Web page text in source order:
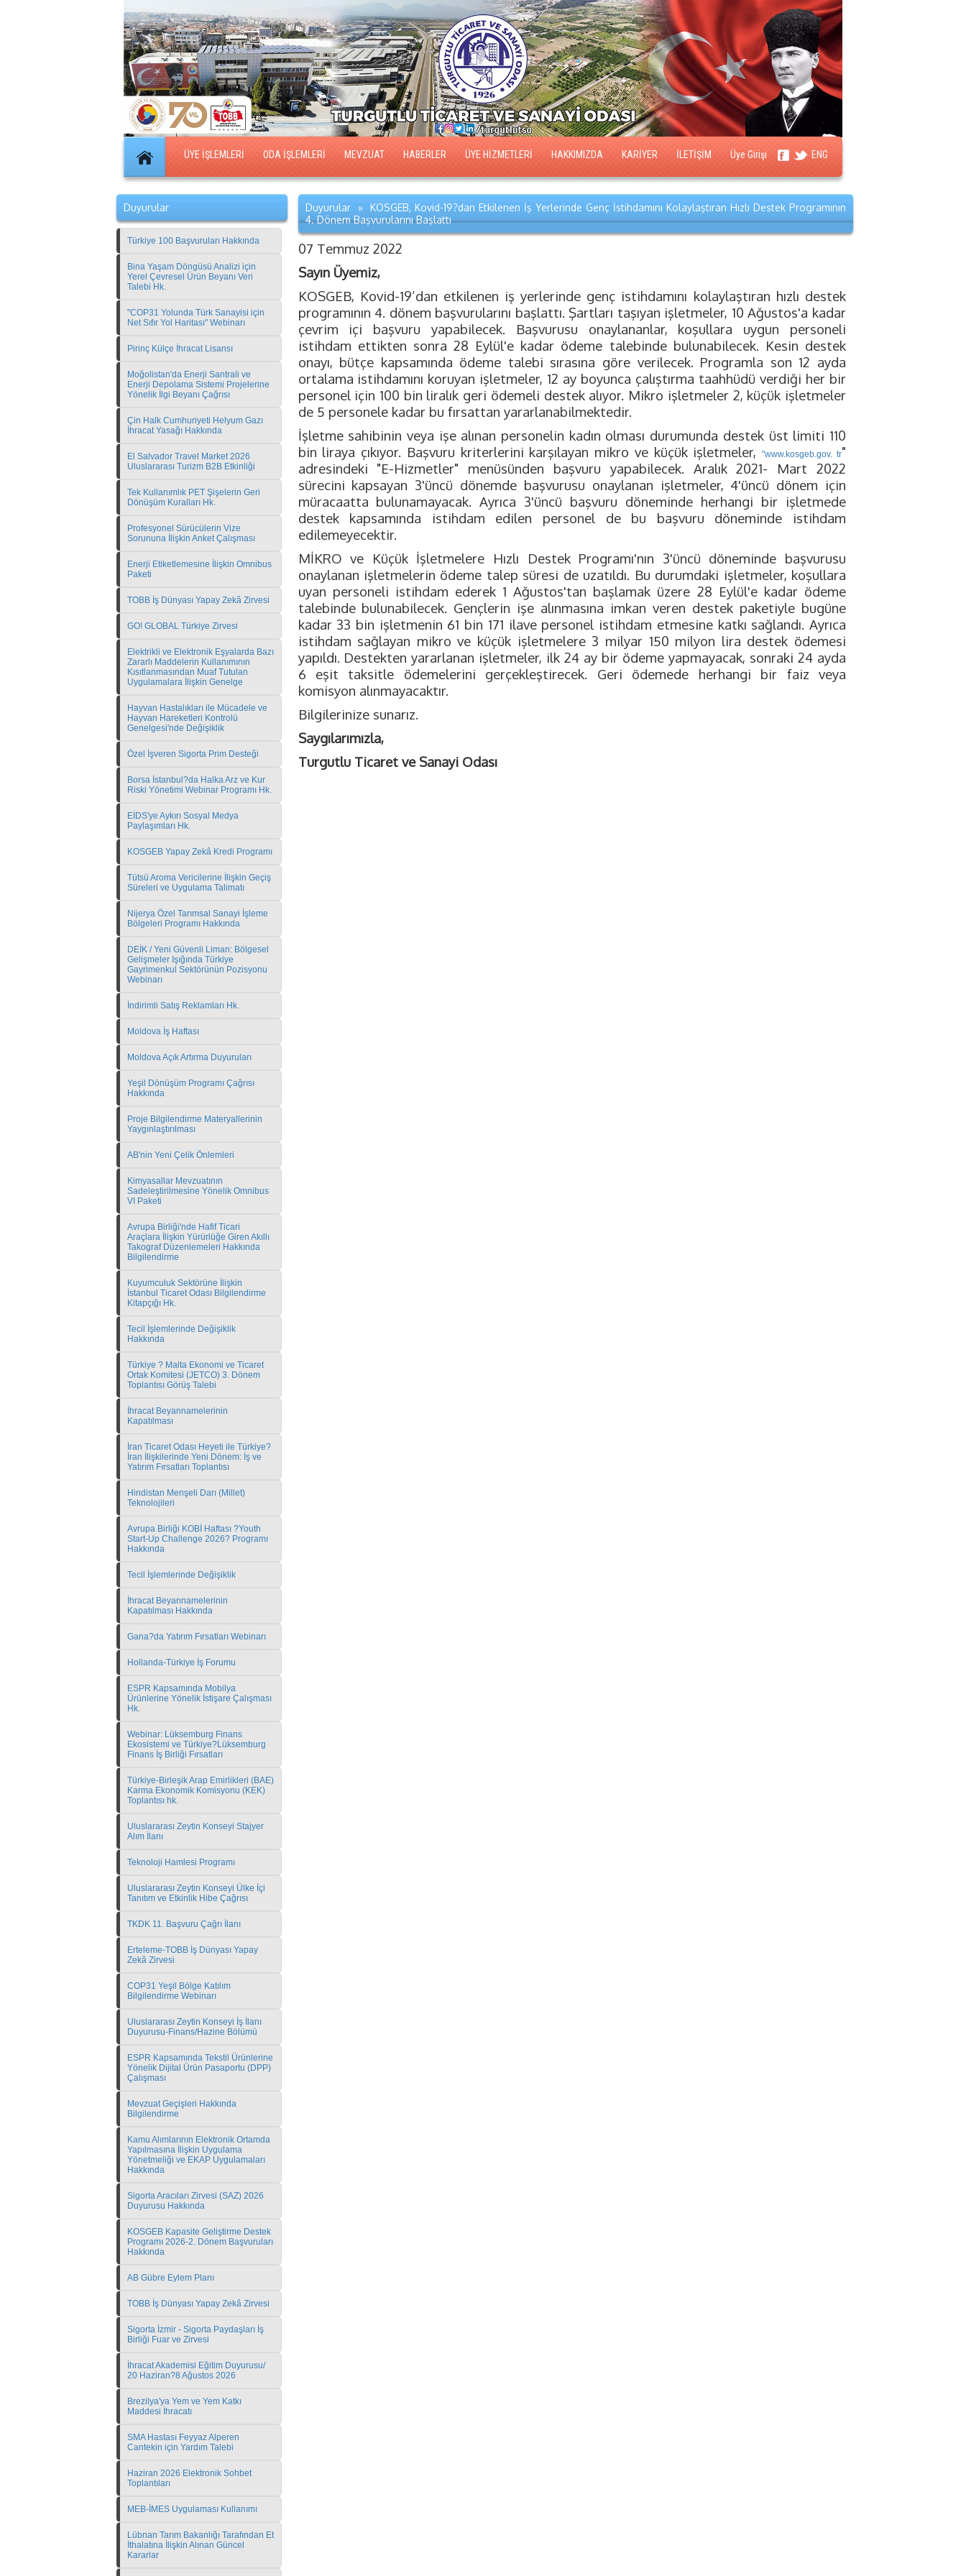
ÜYE İŞLEMLERİ ODA İŞLEMLERİ MEVZUAT HABERLER ÜYE HİZMETLERİ HAKKIMIZDA KARİYER İLETİŞİM Üye Girişi ENG
Duyurular
Türkiye 100 Başvuruları Hakkında
Bina Yaşam Döngüsü Analizi için
Yerel Çevresel Ürün Beyanı Veri
Talebi Hk.
"COP31 Yolunda Türk Sanayisi için
Net Sıfır Yol Haritası" Webinarı
Pirinç Külçe İhracat Lisansı
Moğolistan'da Enerji Santrali ve
Enerji Depolama Sistemi Projelerine
Yönelik İlgi Beyanı Çağrısı
Çin Halk Cumhuriyeti Helyum Gazı
İhracat Yasağı Hakkında
El Salvador Travel Market 2026
Uluslararası Turizm B2B Etkinliği
Tek Kullanımlık PET Şişelerin Geri
Dönüşüm Kuralları Hk.
Profesyonel Sürücülerin Vize
Sorununa İlişkin Anket Çalışması
Enerji Etiketlemesine İlişkin Omnibus
Paketi
TOBB İş Dünyası Yapay Zekâ Zirvesi
GO! GLOBAL Türkiye Zirvesi
Elektrikli ve Elektronik Eşyalarda Bazı
Zararlı Maddelerin Kullanımının
Kısıtlanmasından Muaf Tutulan
Uygulamalara İlişkin Genelge
Hayvan Hastalıkları ile Mücadele ve
Hayvan Hareketleri Kontrolü
Genelgesi'nde Değişiklik
Özel İşveren Sigorta Prim Desteği
Borsa İstanbul?da Halka Arz ve Kur
Riski Yönetimi Webinar Programı Hk.
EİDS'ye Aykırı Sosyal Medya
Paylaşımları Hk.
KOSGEB Yapay Zekâ Kredi Programı
Tütsü Aroma Vericilerine İlişkin Geçiş
Süreleri ve Uygulama Talimatı
Nijerya Özel Tarımsal Sanayi İşleme
Bölgeleri Programı Hakkında
DEİK / Yeni Güvenli Liman: Bölgesel
Gelişmeler Işığında Türkiye
Gayrimenkul Sektörünün Pozisyonu
Webinarı
İndirimli Satış Reklamları Hk.
Moldova İş Haftası
Moldova Açık Artırma Duyuruları
Yeşil Dönüşüm Programı Çağrısı
Hakkında
Proje Bilgilendirme Materyallerinin
Yaygınlaştırılması
AB'nin Yeni Çelik Önlemleri
Kimyasallar Mevzuatının
Sadeleştirilmesine Yönelik Omnibus
VI Paketi
Avrupa Birliği'nde Hafif Ticari
Araçlara İlişkin Yürürlüğe Giren Akıllı
Takograf Düzenlemeleri Hakkında
Bilgilendirme
Kuyumculuk Sektörüne İlişkin
İstanbul Ticaret Odası Bilgilendirme
Kitapçığı Hk.
Tecil İşlemlerinde Değişiklik
Hakkında
Türkiye ? Malta Ekonomi ve Ticaret
Ortak Komitesi (JETCO) 3. Dönem
Toplantısı Görüş Talebi
İhracat Beyannamelerinin
Kapatılması
İran Ticaret Odası Heyeti ile Türkiye?
İran İlişkilerinde Yeni Dönem: İş ve
Yatırım Fırsatları Toplantısı
Hindistan Menşeli Darı (Millet)
Teknolojileri
Avrupa Birliği KOBİ Haftası ?Youth
Start-Up Challenge 2026? Programı
Hakkında
Tecil İşlemlerinde Değişiklik
İhracat Beyannamelerinin
Kapatılması Hakkında
Gana?da Yatırım Fırsatları Webinarı
Hollanda-Türkiye İş Forumu
ESPR Kapsamında Mobilya
Ürünlerine Yönelik İstişare Çalışması
Hk.
Webinar: Lüksemburg Finans
Ekosistemi ve Türkiye?Lüksemburg
Finans İş Birliği Fırsatları
Türkiye-Birleşik Arap Emirlikleri (BAE)
Karma Ekonomik Komisyonu (KEK)
Toplantısı hk.
Uluslararası Zeytin Konseyi Stajyer
Alım İlanı
Teknoloji Hamlesi Programı
Uluslararası Zeytin Konseyi Ülke İçi
Tanıtım ve Etkinlik Hibe Çağrısı
TKDK 11. Başvuru Çağrı İlanı
Erteleme-TOBB İş Dünyası Yapay
Zekâ Zirvesi
COP31 Yeşil Bölge Katılım
Bilgilendirme Webinarı
Uluslararası Zeytin Konseyi İş İlanı
Duyurusu-Finans/Hazine Bölümü
ESPR Kapsamında Tekstil Ürünlerine
Yönelik Dijital Ürün Pasaportu (DPP)
Çalışması
Mevzuat Geçişleri Hakkında
Bilgilendirme
Kamu Alımlarının Elektronik Ortamda
Yapılmasına İlişkin Uygulama
Yönetmeliği ve EKAP Uygulamaları
Hakkında
Sigorta Aracıları Zirvesi (SAZ) 2026
Duyurusu Hakkında
KOSGEB Kapasite Geliştirme Destek
Programı 2026-2. Dönem Başvuruları
Hakkında
AB Gübre Eylem Planı
TOBB İş Dünyası Yapay Zekâ Zirvesi
Sigorta İzmir - Sigorta Paydaşları İş
Birliği Fuar ve Zirvesi
İhracat Akademisi Eğitim Duyurusu/
20 Haziran?8 Ağustos 2026
Brezilya'ya Yem ve Yem Katkı
Maddesi İhracatı
SMA Hastası Feyyaz Alperen
Cantekin için Yardım Talebi
Haziran 2026 Elektronik Sohbet
Toplantıları
MEB-İMES Uygulaması Kullanımı
Lübnan Tarım Bakanlığı Tarafından Et
İthalatına İlişkin Alınan Güncel
Kararlar
Duyurular » KOSGEB, Kovid-19?dan Etkilenen İş Yerlerinde Genç İstihdamını Kolaylaştıran Hızlı Destek Programının
4. Dönem Başvurularını Başlattı
07 Temmuz 2022
Sayın Üyemiz,
KOSGEB, Kovid-19’dan etkilenen iş yerlerinde genç istihdamını kolaylaştıran hızlı destek
programının 4. dönem başvurularını başlattı. Şartları taşıyan işletmeler, 10 Ağustos'a kadar
çevrim içi başvuru yapabilecek. Başvurusu onaylananlar, koşullara uygun personeli
istihdam ettikten sonra 28 Eylül'e kadar ödeme talebinde bulunabilecek. Kesin destek
onayı, bütçe kapsamında ödeme talebi sırasına göre verilecek. Programla son 12 ayda
ortalama istihdamını koruyan işletmeler, 12 ay boyunca çalıştırma taahhüdü verdiği her bir
personel için 100 bin liralık geri ödemeli destek alıyor. Mikro işletmeler 2, küçük işletmeler
de 5 personele kadar bu fırsattan yararlanabilmektedir.
İşletme sahibinin veya işe alınan personelin kadın olması durumunda destek üst limiti 110
bin liraya çıkıyor. Başvuru kriterlerini karşılayan mikro ve küçük işletmeler,"www.kosgeb.gov. tr"
adresindeki "E-Hizmetler" menüsünden başvuru yapabilecek. Aralık 2021- Mart 2022
sürecini kapsayan 3'üncü dönemde başvurusu onaylanan işletmeler, 4'üncü dönem için
müracaatta bulunamayacak. Ayrıca 3'üncü başvuru döneminde herhangi bir işletmede
destek kapsamında istihdam edilen personel de bu başvuru döneminde istihdam
edilemeyecektir.
MİKRO ve Küçük İşletmelere Hızlı Destek Programı'nın 3'üncü döneminde başvurusu
onaylanan işletmelerin ödeme talep süresi de uzatıldı. Bu durumdaki işletmeler, koşullara
uyan personeli istihdam ederek 1 Ağustos'tan başlamak üzere 28 Eylül'e kadar ödeme
talebinde bulunabilecek. Gençlerin işe alınmasına imkan veren destek paketiyle bugüne
kadar 33 bin işletmenin 61 bin 171 ilave personel istihdam etmesine katkı sağlandı. Ayrıca
istihdam sağlayan mikro ve küçük işletmelere 3 milyar 150 milyon lira destek ödemesi
yapıldı. Destekten yararlanan işletmeler, ilk 24 ay bir ödeme yapmayacak, sonraki 24 ayda
6 eşit taksitle ödemelerini gerçekleştirecek. Geri ödemede herhangi bir faiz veya
komisyon alınmayacaktır.
Bilgilerinize sunarız.
Saygılarımızla,
Turgutlu Ticaret ve Sanayi Odası